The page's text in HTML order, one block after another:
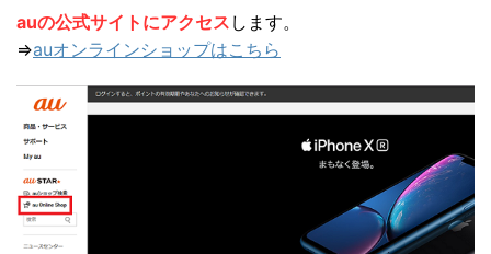
auの公式サイトにアクセス します。
⇒auオンラインショップはこちら